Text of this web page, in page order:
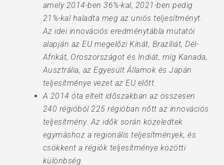
amely 2014-ben 36%-kal, 2021-ben pedig
21%-kal haladta meg az uniós teljesítményt.
Az idei innovációs eredménytábla mutatói
alapján az EU megelőzi Kínát, Brazíliát, Dél-
Afrikát, Oroszországot és Indiát, míg Kanada,
Ausztrália, az Egyesült Államok és Japán
teljesítménye vezet az EU előtt.
A 2014 óta eltelt időszakban az összesen
240 régióból 225 régióban nőtt az innovációs
teljesítmény. Az idők során közeledtek
egymáshoz a regionális teljesítmények, és
csökkent a régiók teljesítménye közötti
különbség.